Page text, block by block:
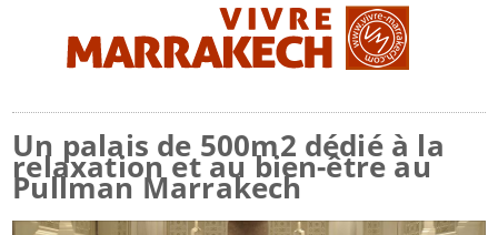
Un palais de 500m2 dédié à la
relaxation et au bien-être au
Pullman Marrakech